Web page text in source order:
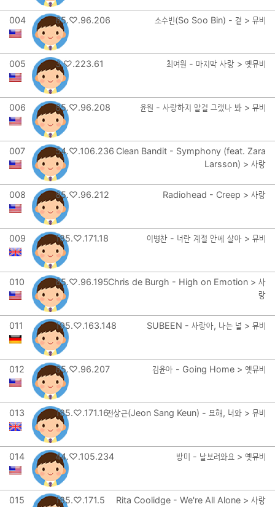
004 85.♡.96.206 소수빈(So Soo Bin) - 곁 > 뮤비
005 3.♡.223.61 최여원 - 마지막 사랑 > 옛뮤비
006 85.♡.96.208 윤원 - 사랑하지 말걸 그랬나 봐 > 뮤비
007 54.♡.106.236 Clean Bandit - Symphony (feat. Zara
Larsson) > 사랑
008 85.♡.96.212 Radiohead - Creep > 사랑
009 185.♡.171.18 이병찬 - 너란 계절 안에 살아 > 뮤비
010 85.♡.96.195Chris de Burgh - High on Emotion > 사
랑
011 195.♡.163.148 SUBEEN - 사랑아, 나는 널 > 뮤비
012 85.♡.96.207 김윤아 - Going Home > 옛뮤비
013 185.♡.171.16전상근(Jeon Sang Keun) - 묘해, 너와 > 뮤비
014 44.♡.105.234 방미 - 날보러와요 > 옛뮤비
015 185.♡.171.5 Rita Coolidge - We're All Alone > 사랑